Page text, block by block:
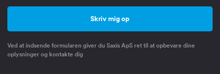
Ved at indsende formularen giver du Saxis ApS ret til at opbevare dine
oplysninger og kontakte dig